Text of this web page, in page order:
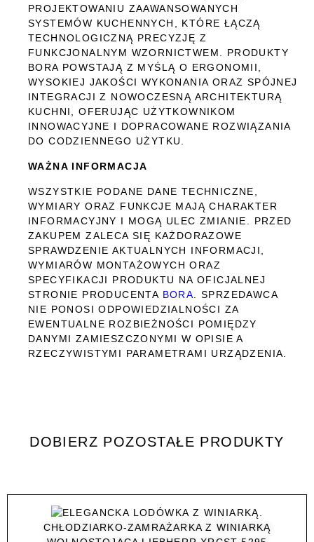
PROJEKTOWANIU ZAAWANSOWANYCH
SYSTEMÓW KUCHENNYCH, KTÓRE ŁĄCZĄ
TECHNOLOGICZNĄ PRECYZJĘ Z
FUNKCJONALNYM WZORNICTWEM. PRODUKTY
BORA POWSTAJĄ Z MYŚLĄ O ERGONOMII,
WYSOKIEJ JAKOŚCI WYKONANIA ORAZ SPÓJNEJ
INTEGRACJI Z NOWOCZESNĄ ARCHITEKTURĄ
KUCHNI, OFERUJĄC UŻYTKOWNIKOM
INNOWACYJNE I DOPRACOWANE ROZWIĄZANIA
DO CODZIENNEGO UŻYTKU.
WAŻNA INFORMACJA
WSZYSTKIE PODANE DANE TECHNICZNE,
WYMIARY ORAZ FUNKCJE MAJĄ CHARAKTER
INFORMACYJNY I MOGĄ ULEC ZMIANIE. PRZED
ZAKUPEM ZALECA SIĘ KAŻDORAZOWE
SPRAWDZENIE AKTUALNYCH INFORMACJI,
WYMIARÓW MONTAŻOWYCH ORAZ
SPECYFIKACJI PRODUKTU NA OFICJALNEJ
STRONIE PRODUCENTA BORA . SPRZEDAWCA
NIE PONOSI ODPOWIEDZIALNOŚCI ZA
EWENTUALNE ROZBIEŻNOŚCI POMIĘDZY
DANYMI ZAMIESZCZONYMI W OPISIE A
RZECZYWISTYMI PARAMETRAMI URZĄDZENIA.
DOBIERZ POZOSTAŁE PRODUKTY
CHŁODZIARKO-ZAMRAŻARKA Z WINIARKĄ